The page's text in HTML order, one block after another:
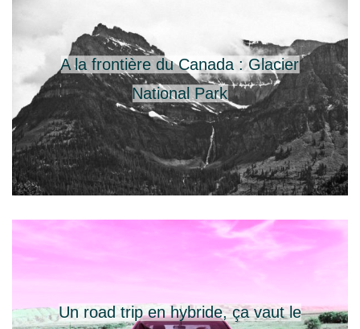
A la frontière du Canada : Glacier
National Park
Un road trip en hybride, ça vaut le